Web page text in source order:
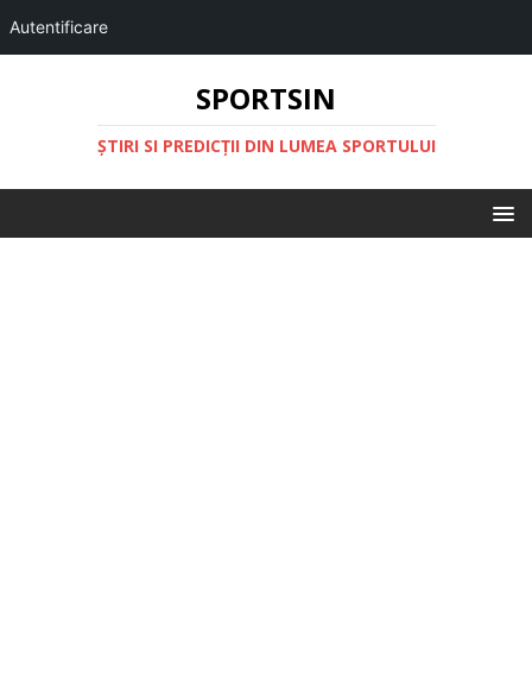
Autentificare
SPORTSIN
ŞTIRI SI PREDICŢII DIN LUMEA SPORTULUI